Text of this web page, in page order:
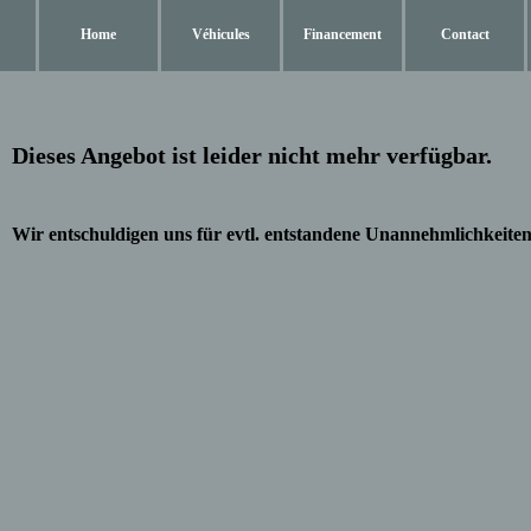
Home Véhicules Financement Contact
Dieses Angebot ist leider nicht mehr verfügbar.
Wir entschuldigen uns für evtl. entstandene